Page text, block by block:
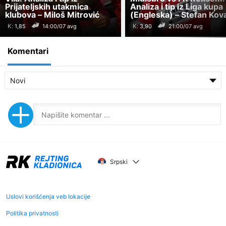
Prijateljskih utakmica
klubova – Miloš Mitrović
K: 14:00/07 avg
Analiza i tip iz Liga kupa
(Engleska) – Stefan
K: 21:00/07 avg
Komentari
Novi
Srpski
Uslovi korišćenja veb lokacije
Politika privatnosti